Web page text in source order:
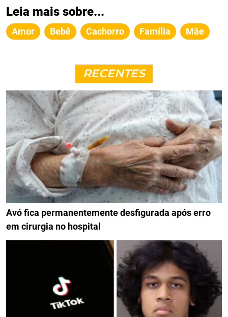
Leia mais sobre...
Amor Bebê Cachorro Família Mãe
RECENTES
Avó fica permanentemente desfigurada após erro
em cirurgia no hospital